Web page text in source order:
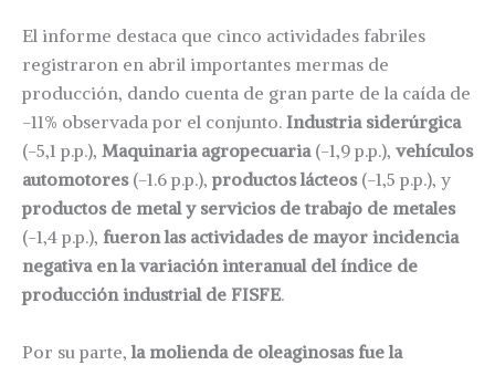
El informe destaca que cinco actividades fabriles
registraron en abril importantes mermas de
producción, dando cuenta de gran parte de la caída de
-11% observada por el conjunto. Industria siderúrgica
(-5,1 p.p.), Maquinaria agropecuaria(-1,9 p.p.), vehículos
automotores (-1.6 p.p.),productos lácteos(-1,5 p.p.), y
productos de metal y servicios de trabajo de metales
(-1,4 p.p.), fueron las actividades de mayor incidencia
negativa en la variación interanual del índice de
producción industrial de FISFE.
Por su parte,la molienda de oleaginosas fue la